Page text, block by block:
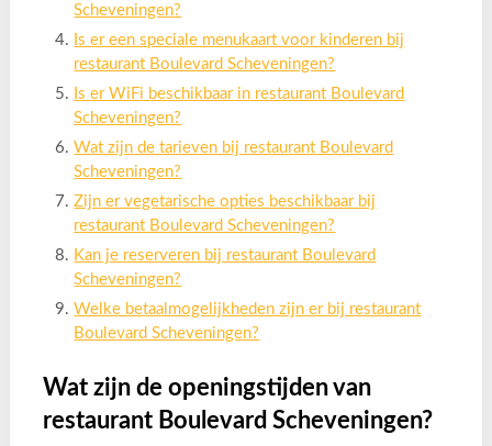
Scheveningen?
Is er een speciale menukaart voor kinderen bij
restaurant Boulevard Scheveningen?
Is er WiFi beschikbaar in restaurant Boulevard
Scheveningen?
Wat zijn de tarieven bij restaurant Boulevard
Scheveningen?
Zijn er vegetarische opties beschikbaar bij
restaurant Boulevard Scheveningen?
Kan je reserveren bij restaurant Boulevard
Scheveningen?
Welke betaalmogelijkheden zijn er bij restaurant
Boulevard Scheveningen?
Wat zijn de openingstijden van
restaurant Boulevard Scheveningen?